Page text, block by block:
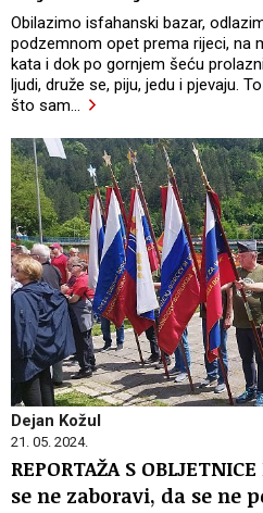
Obilazimo isfahanski bazar,
podzemnom opet prema rijeci, na
kata i dok po gornjem šeću
ljudi, druže se, piju, jedu i pjevaju.
što sam…
Dejan Kožul
21. 05. 2024.
REPORTAŽA S
se ne zaboravi, da se ne